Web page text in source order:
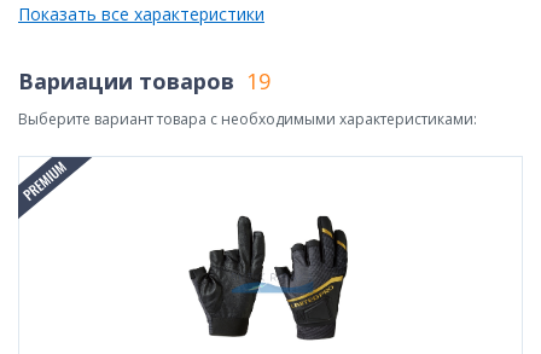
Показать все характеристики
Вариации товаров 19
Выберите вариант товара с необходимыми характеристиками: